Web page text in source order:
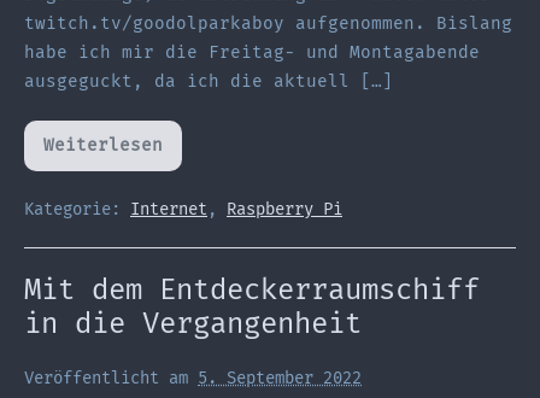
twitch.tv/goodolparkaboy aufgenommen. Bislang
habe ich mir die Freitag- und Montagabende
ausgeguckt, da ich die aktuell […]
Weiterlesen
Es
ist
Kategorie:
Internet , Raspberry Pi
Mit dem Entdeckerraumschiff
in die Vergangenheit
Veröffentlicht am 5. September 2022